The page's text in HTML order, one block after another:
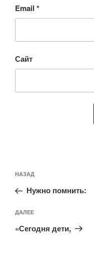
Email *
Сайт
по
записям
Предыдущая
запись:
НАЗАД
Нужно помнить:
Следующая
запись
ДАЛЕЕ
«Сегодня дети,